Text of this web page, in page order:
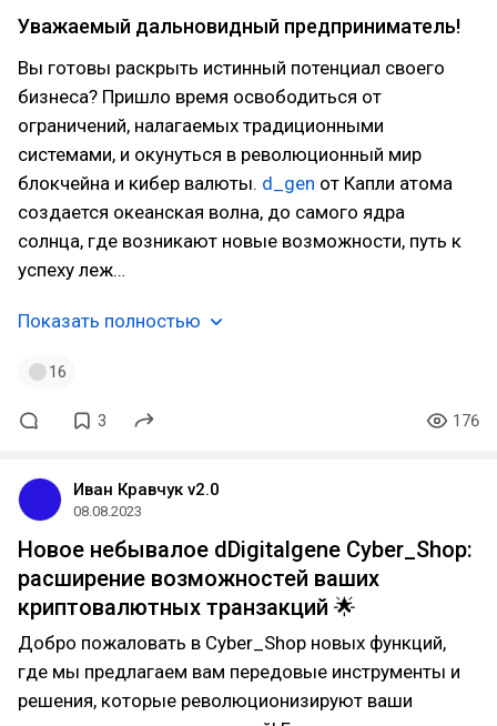
Уважаемый дальновидный предприниматель!
Вы готовы раскрыть истинный потенциал своего
бизнеса? Пришло время освободиться от
ограничений, налагаемых традиционными
системами, и окунуться в революционный мир
блокчейна и кибер валюты. d_gen от Капли атома
создается океанская волна, до самого ядра
солнца, где возникают новые возможности, путь к
успеху леж…
Показать полностью
16
3 176
Иван Кравчук v2.0
08.08.2023
Новое небывалое dDigitalgene Cyber_Shop:
расширение возможностей ваших
криптовалютных транзакций 🌟
Добро пожаловать в Cyber_Shop новых функций,
где мы предлагаем вам передовые инструменты и
решения, которые революционизируют ваши